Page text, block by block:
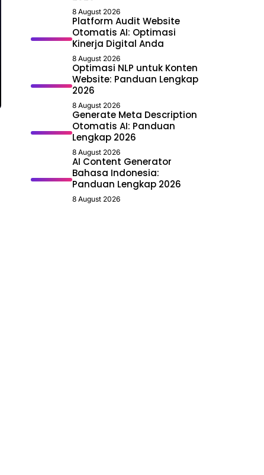
8 August 2026
Platform Audit Website
Otomatis AI: Optimasi
Kinerja Digital Anda
8 August 2026
Optimasi NLP untuk Konten
Website: Panduan Lengkap
2026
8 August 2026
Generate Meta Description
Otomatis AI: Panduan
Lengkap 2026
8 August 2026
AI Content Generator
Bahasa Indonesia:
Panduan Lengkap 2026
8 August 2026